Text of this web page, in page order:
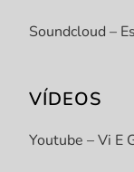
Soundcloud –
VÍDEOS
Youtube – Vi E